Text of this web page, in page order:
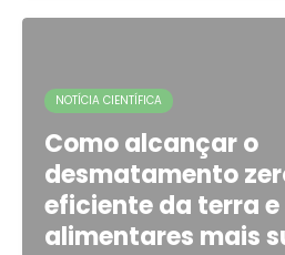
NOTÍCIA CIENTÍFICA
Como alcançar o
desmatamento
eficiente da terra
alimentares mais